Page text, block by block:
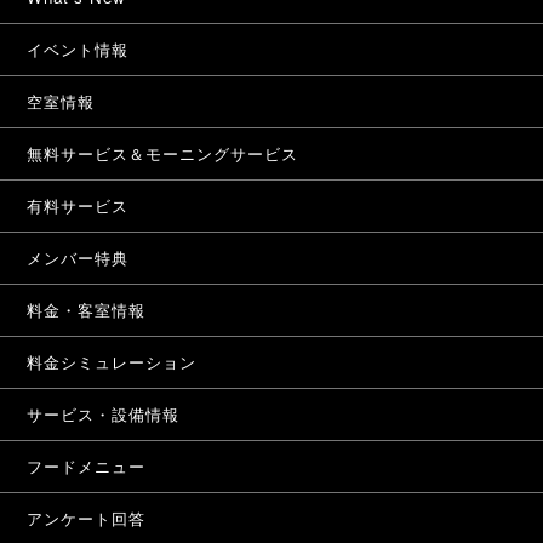
イベント情報
空室情報
無料サービス＆モーニングサービス
有料サービス
メンバー特典
料金・客室情報
料金シミュレーション
サービス・設備情報
フードメニュー
アンケート回答